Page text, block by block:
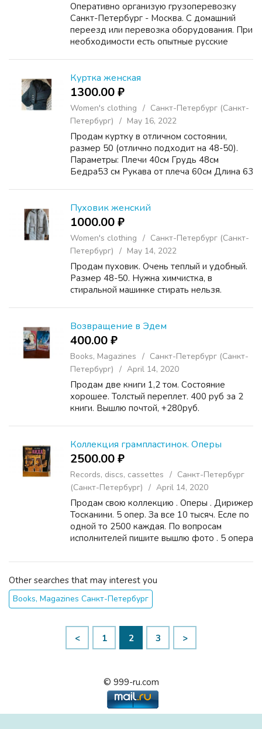
Оперативно организую грузоперевозку
Санкт-Петербург - Москва. С домашний
переезд или перевозка оборудования. При
необходимости есть опытные русские
езжу в Москву, Псков, Но...
Куртка женская
1300.00 ₽
Women's clothing
Санкт-Петербург (Санкт-
Петербург)
May 16, 2022
Продам куртку в отличном состоянии,
размер 50 (отлично подходит на 48-50).
Параметры: Плечи 40см Грудь 48см
Бедра53 см Рукава от плеча 60см Длина 63
Пуховик женский
1000.00 ₽
Women's clothing
Санкт-Петербург (Санкт-
Петербург)
May 14, 2022
Продам пуховик. Очень теплый и удобный.
Размер 48-50. Нужна химчистка, в
стиральной машинке стирать нельзя.
Возвращение в Эдем
400.00 ₽
Books, Magazines
Санкт-Петербург (Санкт-
Петербург)
April 14, 2020
Продам две книги 1,2 том. Состояние
хорошее. Толстый переплет. 400 руб за 2
книги. Вышлю почтой, +280руб.
Коллекция грампластинок. Оперы
2500.00 ₽
Records, discs, cassettes
Санкт-Петербург
(Санкт-Петербург)
April 14, 2020
Продам свою коллекцию . Оперы . Дирижер
Тосканини. 5 опер. За все 10 тысяч. Есле по
одной то 2500 каждая. По вопросам
исполнителей пишите вышлю фото . 5 опера
Other searches that may interest you
Books, Magazines Санкт-Петербург
< 1 2 3 >
© 999-ru.com